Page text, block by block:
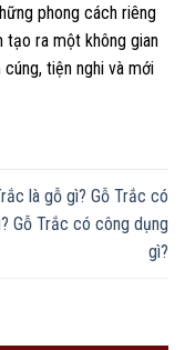
phong cách riêng
tạo ra một không gian
tiện nghi và mới
là gỗ gì? Gỗ Trắc có
Gỗ Trắc có công dụng
gì?